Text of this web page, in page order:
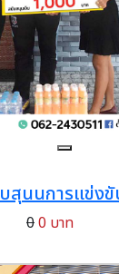
สุนนการแข่ง
00 บาท